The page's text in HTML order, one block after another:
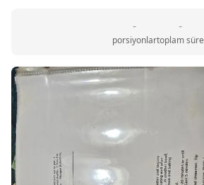
-
porsiyonlar
-
toplam süre